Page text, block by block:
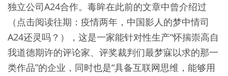
独立公司A24合作。毒眸在此前的文章中曾介绍过
（点击阅读往期：疫情两年，中国影人的梦中情司
A24还灵吗？），这是一家能针对性生产“怀揣崇高自
我道德期许的评论家、评奖裁判们最梦寐以求的那一
类作品”的企业，同时也是“具备互联网思维，能够用